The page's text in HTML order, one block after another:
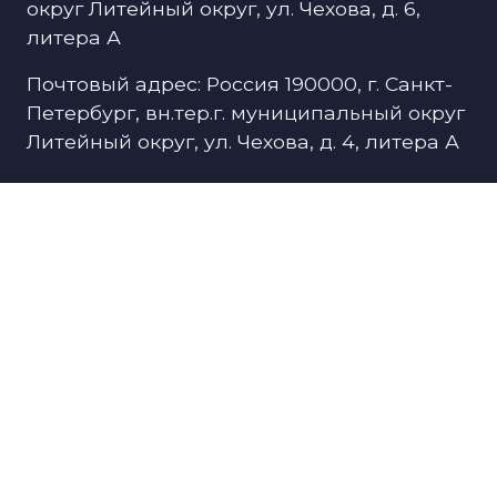
округ Литейный округ, ул. Чехова, д. 6,
литера А
Почтовый адрес: Россия 190000, г. Санкт-
Петербург, вн.тер.г. муниципальный округ
Литейный округ, ул. Чехова, д. 4, литера А